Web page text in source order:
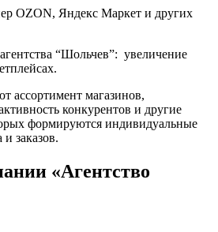
OZON, Яндекс Маркет и других
“Шольчев”: увеличение
ассортимент магазинов,
конкурентов и другие
формируются индивидуальные
и заказов.
«Агентство